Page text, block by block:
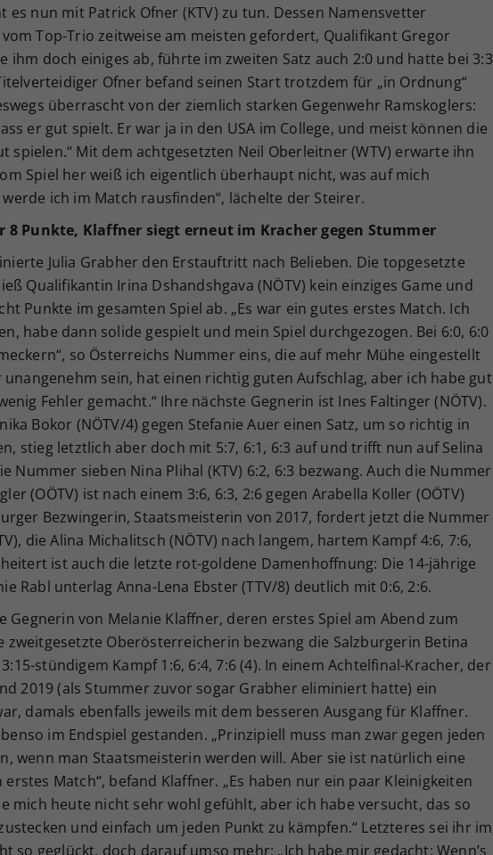
es nun mit Patrick Ofner (KTV) zu tun. Dessen Namensvetter
Top-Trio zeitweise am meisten gefordert, Qualifikant Gregor
ihm doch einiges ab, führte im zweiten Satz auch 2:0 und hatte bei 3:3
Ofner befand seinen Start trotzdem für „in Ordnung“
überrascht von der ziemlich starken Gegenwehr Ramskoglers:
er gut spielt. Er war ja in den USA im College, und meist können die
spielen.“ Mit dem achtgesetzten Neil Oberleitner (WTV) erwarte ihn
Spiel her weiß ich eigentlich überhaupt nicht, was auf mich
ich im Match rausfinden“, lächelte der Steirer.
8 Punkte, Klaffner siegt erneut im Kracher gegen Stummer
Julia Grabher den Erstauftritt nach Belieben. Die topgesetzte
Qualifikantin Irina Dshandshgava (NÖTV) kein einziges Game und
Punkte im gesamten Spiel ab. „Es war ein gutes erstes Match. Ich
habe dann solide gespielt und mein Spiel durchgezogen. Bei 6:0, 6:0
so Österreichs Nummer eins, die auf mehr Mühe eingestellt
unangenehm sein, hat einen richtig guten Aufschlag, aber ich habe gut
Fehler gemacht.“ Ihre nächste Gegnerin ist Ines Faltinger (NÖTV).
Bokor (NÖTV/4) gegen Stefanie Auer einen Satz, um so richtig in
stieg letztlich aber doch mit 5:7, 6:1, 6:3 auf und trifft nun auf Selina
Nummer sieben Nina Plihal (KTV) 6:2, 6:3 bezwang. Auch die Nummer
(OÖTV) ist nach einem 3:6, 6:3, 2:6 gegen Arabella Koller (OÖTV)
Bezwingerin, Staatsmeisterin von 2017, fordert jetzt die Nummer
die Alina Michalitsch (NÖTV) nach langem, hartem Kampf 4:6, 7:6,
ist auch die letzte rot-goldene Damenhoffnung: Die 14-jährige
Rabl unterlag Anna-Lena Ebster (TTV/8) deutlich mit 0:6, 2:6.
Gegnerin von Melanie Klaffner, deren erstes Spiel am Abend zum
zweitgesetzte Oberösterreicherin bezwang die Salzburgerin Betina
stündigem Kampf 1:6, 6:4, 7:6 (4). In einem Achtelfinal-Kracher, der
2019 (als Stummer zuvor sogar Grabher eliminiert hatte) ein
damals ebenfalls jeweils mit dem besseren Ausgang für Klaffner.
im Endspiel gestanden. „Prinzipiell muss man zwar gegen jeden
wenn man Staatsmeisterin werden will. Aber sie ist natürlich eine
Match“, befand Klaffner. „Es haben nur ein paar Kleinigkeiten
mich heute nicht sehr wohl gefühlt, aber ich habe versucht, das so
und einfach um jeden Punkt zu kämpfen.“ Letzteres sei ihr im
so geglückt, doch darauf umso mehr: „Ich habe mir gedacht: Wenn’s